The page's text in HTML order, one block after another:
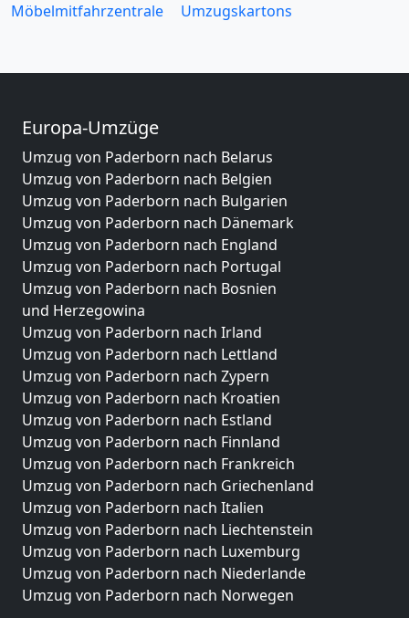
Möbelmitfahrzentrale
Umzugskartons
Europa-Umzüge
Umzug von Paderborn nach Belarus
Umzug von Paderborn nach Belgien
Umzug von Paderborn nach Bulgarien
Umzug von Paderborn nach Dänemark
Umzug von Paderborn nach England
Umzug von Paderborn nach Portugal
Umzug von Paderborn nach Bosnien
und Herzegowina
Umzug von Paderborn nach Irland
Umzug von Paderborn nach Lettland
Umzug von Paderborn nach Zypern
Umzug von Paderborn nach Kroatien
Umzug von Paderborn nach Estland
Umzug von Paderborn nach Finnland
Umzug von Paderborn nach Frankreich
Umzug von Paderborn nach Griechenland
Umzug von Paderborn nach Italien
Umzug von Paderborn nach Liechtenstein
Umzug von Paderborn nach Luxemburg
Umzug von Paderborn nach Niederlande
Umzug von Paderborn nach Norwegen